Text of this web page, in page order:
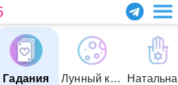
Гадания Лунный календарь